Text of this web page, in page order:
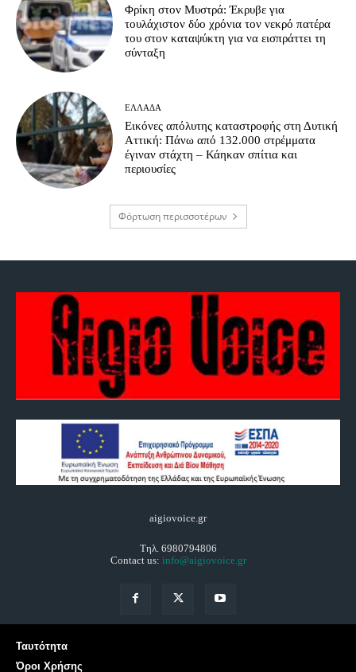
Φρίκη στον Μυστρά: Έκρυβε για
τουλάχιστον δύο χρόνια τον νεκρό πατέρα
του στον καταψύκτη για να εισπράττει τη
σύνταξη
ΕΛΛΆΔΑ
Εικόνες απόλυτης καταστροφής στη Δυτική
Αττική: Πάνω από 132.000 στρέμματα
έγιναν στάχτη – Κάηκαν σπίτια και
περιουσίες
Φόρτωση περισσοτέρων
aigiovoice.gr
Τηλ. 6980794806
Contact us: info@aigiovoice.gr
Ταυτότητα
Όροι Χρήσης